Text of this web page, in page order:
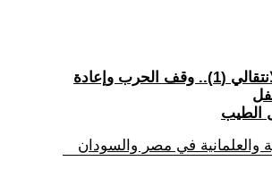
(39) 15. البرنامج الانتقالي (1).. وقف الحرب وإعادة
الطيب
والعلمانية في مصر والسودان